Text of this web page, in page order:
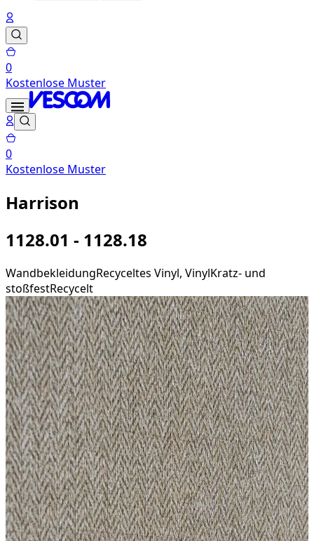
0
Kostenlose Muster
0
Kostenlose Muster
Harrison
1128.01 - 1128.18
WandbekleidungRecyceltes Vinyl, VinylKratz- und
stoßfestRecycelt